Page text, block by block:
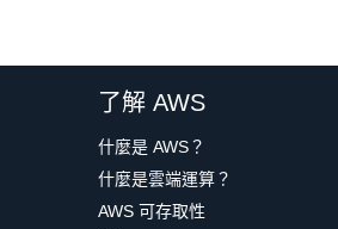
了解 AWS
什麼是 AWS？
什麼是雲端運算？
AWS 可存取性